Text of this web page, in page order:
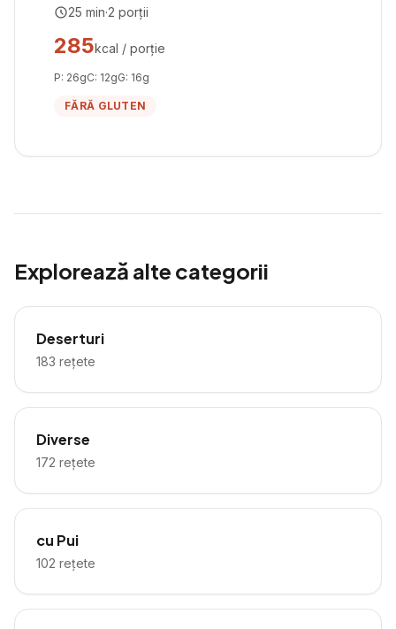
25 min·2 porții
285kcal / porție
P: 26gC: 12gG: 16g
FĂRĂ GLUTEN
Explorează alte categorii
Deserturi
183 rețete
Diverse
172 rețete
cu Pui
102 rețete